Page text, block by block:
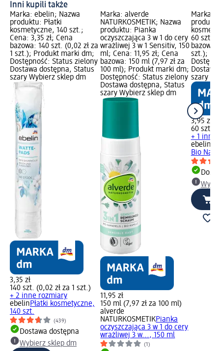
Inni kupili także
Marka: ebelin; Nazwa
produktu: Płatki
kosmetyczne, 140 szt.;
Cena: 3,35 zł; Cena
bazowa: 140 szt. (0,02 zł za
1 szt.); Produkt marki dm;
Dostępność: Status zielony
Dostawa dostępna, Status
szary Wybierz sklep dm
3,35 zł
140 szt. (0,02 zł za 1 szt.)
+ 2 inne rozmiary
ebelinPłatki kosmetyczne,
140 szt.
(439)
Dostawa dostępna
Wybierz sklep dm
Marka: alverde
NATURKOSMETIK; Nazwa
produktu: Pianka
oczyszczająca 3 w 1 do cery
wrażliwej 3 w 1 Sensitiv, 150
ml; Cena: 11,95 zł; Cena
bazowa: 150 ml (7,97 zł za
100 ml); Produkt marki dm;
Dostępność: Status zielony
Dostawa dostępna, Status
szary Wybierz sklep dm
11,95 zł
150 ml (7,97 zł za 100 ml)
alverde
NATURKOSMETIKPianka
oczyszczająca 3 w 1 do cery
wrażliwej 3 w..., 150 ml
(1)
Marka:
60 szt.;
bazowa:
szt.);
szary
3,95 zł
60 szt.
+ 1 inny
ebelin
Bio